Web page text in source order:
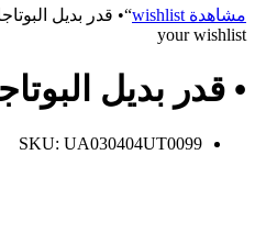
مشاهدة wishlist
your wishlist
• قدر بديل البوتاجاز 10
SKU: UA030404UT0099